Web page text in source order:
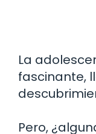
La
fascinante,
Pero,